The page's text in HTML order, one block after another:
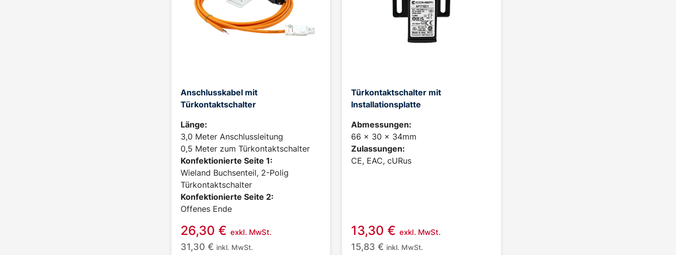
Anschlusskabel mit
Türkontaktschalter
Länge:
3,0 Meter Anschlussleitung
0,5 Meter zum Türkontaktschalter
Konfektionierte Seite 1:
Wieland Buchsenteil, 2-Polig
Türkontaktschalter
Konfektionierte Seite 2:
Offenes Ende
26,30 € exkl. MwSt.
31,30 € inkl. MwSt.
Türkontaktschalter mit
Installationsplatte
Abmessungen:
66 x 30 x 34mm
Zulassungen:
CE, EAC, cURus
13,30 € exkl. MwSt.
15,83 € inkl. MwSt.